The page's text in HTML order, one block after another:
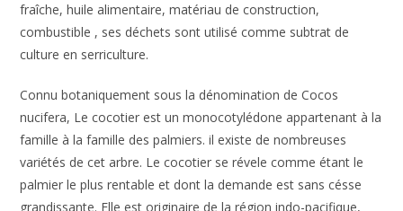
fraîche, huile alimentaire, matériau de construction,
combustible , ses déchets sont utilisé comme subtrat de
culture en serriculture.
Connu botaniquement sous la dénomination de Cocos
nucifera, Le cocotier est un monocotylédone appartenant à la
famille à la famille des palmiers. il existe de nombreuses
variétés de cet arbre. Le cocotier se révele comme étant le
palmier le plus rentable et dont la demande est sans césse
grandissante. Elle est originaire de la région indo-pacifique,